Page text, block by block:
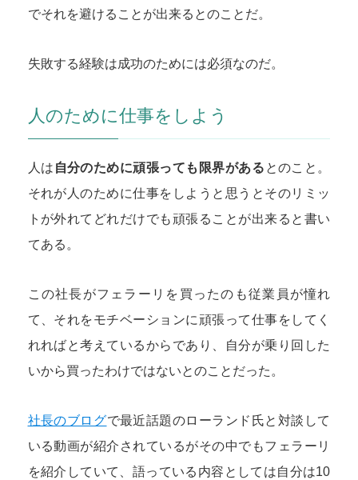
でそれを避けることが出来るとのことだ。
失敗する経験は成功のためには必須なのだ。
人のために仕事をしよう
人は 自分のために頑張っても限界がある とのこと。
それが人のために仕事をしようと思うとそのリミッ
トが外れてどれだけでも頑張ることが出来ると書い
てある。
この社長がフェラーリを買ったのも従業員が憧れ
て、それをモチベーションに頑張って仕事をしてく
れればと考えているからであり、自分が乗り回した
いから買ったわけではないとのことだった。
社長のブログで最近話題のローランド氏と対談して
いる動画が紹介されているがその中でもフェラーリ
を紹介していて、語っている内容としては自分は10